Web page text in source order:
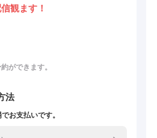
観ます！
ができます。
法
お支払いです。